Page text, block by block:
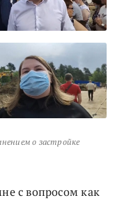
о застройке
с вопросом как